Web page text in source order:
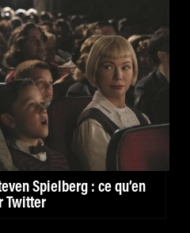
Spielberg : ce qu’en
Twitter